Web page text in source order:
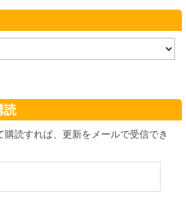
読
読すれば、更新をメールで受信でき